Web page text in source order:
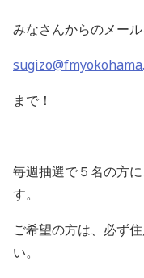
みなさんからのメー
まで！
毎週抽選で５名の方
す。
ご希望の方は、必ず
い。